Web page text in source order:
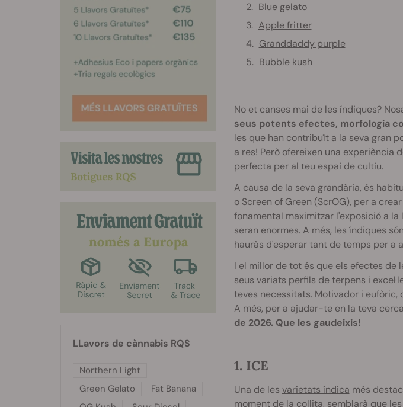
Blue gelato
Apple fritter
Granddaddy purple
Bubble kush
No et canses mai de les índiques?
seus potents efectes, morfologia
les que han contribuït a la seva gran
a res! Però ofereixen una
perfecta per al teu espai de cultiu.
A causa de la seva grandària, és
o Screen of Green (ScrOG), per a
fonamental maximitzar l'exposició a
seran enormes. A més, les índiques
hauràs d'esperar tant de temps per a
I el millor de tot és que els efectes de
seus variats perfils de terpens i
teves necessitats. Motivador i
A més, per a ajudar-te en la teva
de 2026. Que les gaudeixis!
1. ICE
Una de les varietats índica més
moment de la collita, semblarà que
LLavors de cànnabis RQS
Northern Light
Green Gelato
Fat Banana